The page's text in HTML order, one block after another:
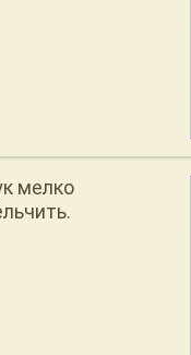
мелко